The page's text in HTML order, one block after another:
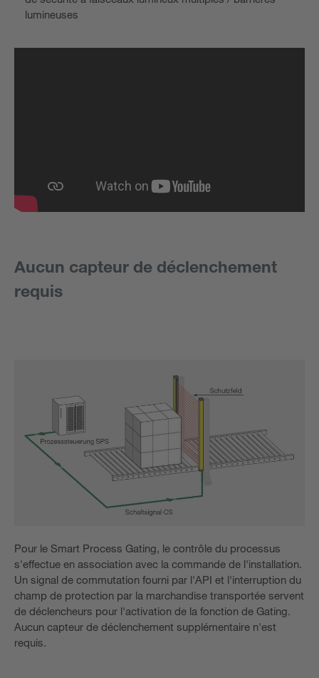
lumineuses
Aucun capteur de déclenchement
requis
Pour le Smart Process Gating, le contrôle du processus
s'effectue en association avec la commande de l'installation.
Un signal de commutation fourni par l'API et l'interruption du
champ de protection par la marchandise transportée servent
de déclencheurs pour l'activation de la fonction de Gating.
Aucun capteur de déclenchement supplémentaire n'est
requis.